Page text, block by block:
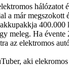
a már
akkupakkja 400.000
meleg. Ha
az elektromos
aki